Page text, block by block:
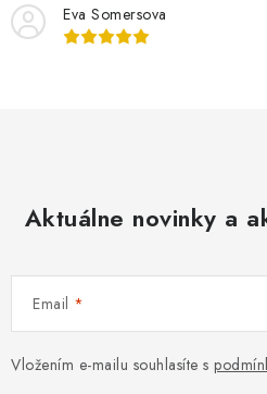
Eva Somersova
Aktuálne novinky a
Email
Vložením e-mailu souhlasíte s